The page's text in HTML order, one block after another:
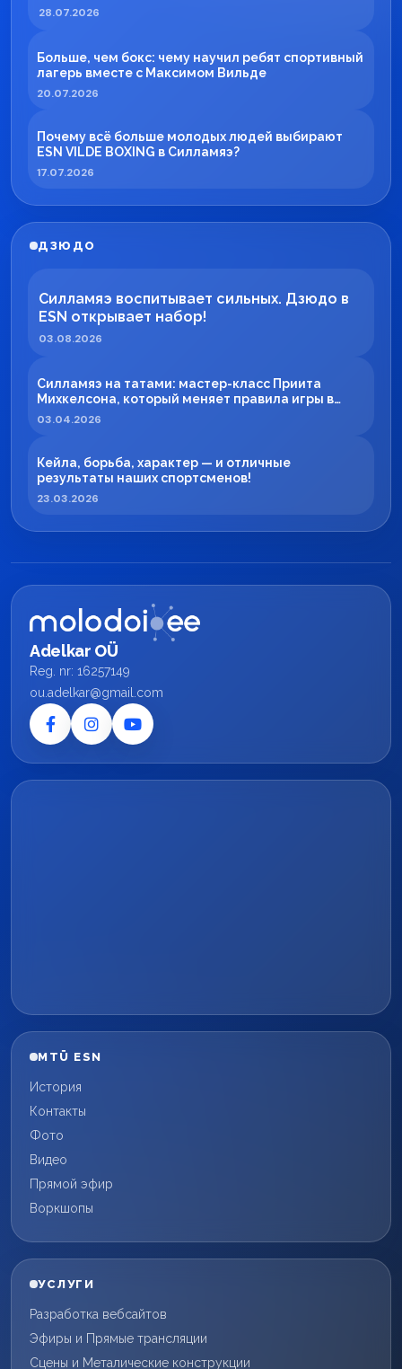
28.07.2026
Больше, чем бокс: чему научил ребят спортивный
лагерь вместе с Максимом Вильде
20.07.2026
Почему всё больше молодых людей выбирают
ESN VILDE BOXING в Силламяэ?
17.07.2026
ДЗЮДО
Силламяэ воспитывает сильных. Дзюдо в
ESN открывает набор!
03.08.2026
Силламяэ на татами: мастер-класс Приита
Михкелсона, который меняет правила игры в
регионе
03.04.2026
Кейла, борьба, характер — и отличные
результаты наших спортсменов!
23.03.2026
Adelkar OÜ
Reg. nr: 16257149
ou.adelkar@gmail.com
MTÜ ESN
История
Контакты
Фото
Видео
Прямой эфир
Воркшопы
УСЛУГИ
Разработка вебсайтов
Эфиры и Прямые трансляции
Сцены и Металические конструкции